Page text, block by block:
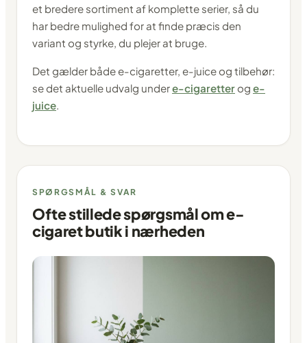
et bredere sortiment af komplette serier, så du
har bedre mulighed for at finde præcis den
variant og styrke, du plejer at bruge.
Det gælder både e-cigaretter, e-juice og tilbehør:
se det aktuelle udvalg undere-cigaretter og e-
juice.
SPØRGSMÅL & SVAR
Ofte stillede spørgsmål om e-
cigaret butik i nærheden